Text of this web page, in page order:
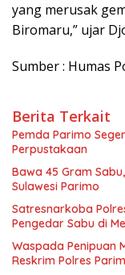
yang merusak
Biromaru,” ujar
Sumber : Humas
Berita Terkait
Pemda Parimo
Perpustakaan
Bawa 45 Gram
Sulawesi Parimo
Satresnarkoba
Pengedar Sabu di
Waspada Penipuan
Reskrim Polres